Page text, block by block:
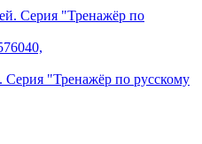
Серия "Тренажёр по русскому